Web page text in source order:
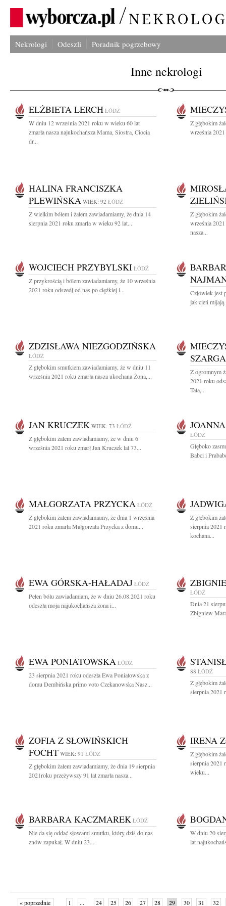
Nekrologi Odeszli Poradnik pogrzebowy
Inne nekrologi
ELŻBIETA LERCH ŁÓDŹ
W dniu 12 września 2021 roku w wieku 60 lat
zmarła nasza najukochańsza Mama, Siostra, Ciocia
dr...
Z głębokim
września
HALINA FRANCISZKA
PLEWIŃSKA WIEK: 92 ŁÓDŹ
Z wielkim bólem i żalem zawiadamiamy, że dnia 14
sierpnia 2021 roku zmarła w wieku 92 lat...
Z głębokim
września
nasza...
WOJCIECH PRZYBYLSKI ŁÓDŹ
Z przykrością i bólem zawiadamiamy, że 10 września
2021 roku odszedł od nas po ciężkiej i...
Człowiek jest
jak cień
ZDZISŁAWA NIEZGODZIŃSKA
ŁÓDŹ
Z głębokim smutkiem zawiadamiamy, że w dniu 11
września 2021 roku zmarła nasza ukochana Żona,...
Z ogromnym
2021 roku
Tata,...
JAN KRUCZEK WIEK: 73 ŁÓDŹ
Z głębokim żalem zawiadamiamy, że w dniu 6
września 2021 roku zmarł Jan Kruczek lat 73...
ŁÓDŹ
Głęboko
Babci i
MAŁGORZATA PRZYCKA ŁÓDŹ
Z głębokim żalem zawiadamiamy, że dnia 1 września
2021 roku zmarła Małgorzata Przycka z domu...
Z głębokim
sierpnia 2021
kochana...
EWA GÓRSKA-HAŁADAJ ŁÓDŹ
Pełen bólu zawiadamiam, że w dniu 26.08.2021 roku
odeszła moja najukochańsza żona i...
ŁÓDŹ
Dnia 21
Zbigniew
EWA PONIATOWSKA ŁÓDŹ
23 sierpnia 2021 roku odeszła Ewa Poniatowska z
domu Dembińska primo voto Czekanowska Nasz...
88 ŁÓDŹ
Z głębokim
sierpnia 2021
ZOFIA Z SŁOWIŃSKICH
FOCHT WIEK: 91 ŁÓDŹ
Z głębokim żalem zawiadamiamy, że dnia 19 sierpnia
2021roku przeżywszy 91 lat zmarła nasza...
IRENA
Z głębokim
sierpnia 2021
wieku...
BARBARA KACZMAREK ŁÓDŹ
Nie da się oddać słowami smutku, który dziś do nas
znów zapukał. W dniu 23...
W dniu 20
lat
« poprzednie 1 ... 24 25 26 27 28 29 30 31 32